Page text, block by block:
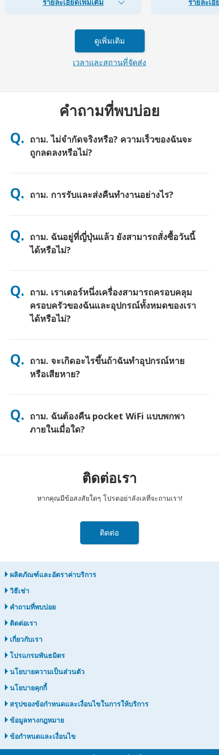
ดูเพิ่มเติม
เวลาและสถานที่จัดส่ง
คำถามที่พบบ่อย
Q. ถาม. ไม่จำกัดจริงหรือ? ความเร็วของฉันจะ
ถูกลดลงหรือไม่?
ตอบ. ใช่ครับ ไม่จำกัดอย่างแท้จริง และเราไม่ใช้เพดานนโยบายการ
ใช้ข้อมูลได้มากเท่าที่คุณต้องการตลอดทั้งวัน (เช่นเดียวกับเครือข่าย
มือถืออื่นๆ ความแออัดชั่วคราวของผู้ให้บริการอาจส่งผลต่อความเร็ว)
หากมีการลดความเร็วตามนโยบายเกิดขึ้น เราจะคืนเครดิตค่าเช่าให้
Q. ถาม. การรับและส่งคืนทำงานอย่างไร?
ตอบ. รับที่สนามบินหลัก หรือเลือกจัดส่งที่โรงแรม/บ้าน (มาถึงก่อน
หน้าให้—เพียงนำไปหย่อนที่ตู้ไปรษณีย์ใดก็ได้ในญี่ปุ่น ไม่ต้องใช้
เอกสาร ไม่ต้องต่อคิวที่เคาน์เตอร์
Q. ถาม. ฉันอยู่ที่ญี่ปุ่นแล้ว ยังสามารถสั่งซื้อวันนี้
ได้หรือไม่?
ตอบ. ได้ครับ มีบริการรับที่สนามบินในวันเดียวกัน สำหรับการจัดส่งที่
เราจะยืนยันตัวเลือกที่เร็วที่สุดสำหรับพื้นที่ของคุณ
Q. ถาม. เราเตอร์หนึ่งเครื่องสามารถครอบคลุม
ครอบครัวของฉันและอุปกรณ์ทั้งหมดของเรา
ได้หรือไม่?
ตอบ. ได้ครับ—เชื่อมต่อได้สูงสุด 10 อุปกรณ์พร้อมกัน (โทรศัพท์,
พาวเวอร์แบงค์ฟรีให้เพื่อการใช้งานตลอดทั้งวัน
Q. ถาม. จะเกิดอะไรขึ้นถ้าฉันทำอุปกรณ์หาย
หรือเสียหาย?
คุณสามารถเพิ่มประกันภัยตอนชำระเงินเพื่อคุ้มครองการสูญหายหรือ
อะไรเกิดขึ้น ติดต่อเราทันที—เราจะช่วยให้คุณเชื่อมต่อได้ตลอดเวลา
Q. ถาม. ฉันต้องคืน pocket WiFi แบบพกพา
ภายในเมื่อใด?
หากคุณส่งคืนล่าช้า คุณจะถูกเรียกเก็บเงิน
ติดต่อเรา
หากคุณมีข้อสงสัยใดๆ โปรดอย่าลังเลที่จะถามเรา!
ติดต่อ
ผลิตภัณฑ์และอัตราค่าบริการ
วิธีเช่า
คำถามที่พบบ่อย
ติดต่อเรา
เกี่ยวกับเรา
โปรแกรมพันธมิตร
นโยบายความเป็นส่วนตัว
นโยบายคุกกี้
สรุปของข้อกำหนดและเงื่อนไขในการให้บริการ
ข้อมูลทางกฎหมาย
ข้อกำหนดและเงื่อนไข